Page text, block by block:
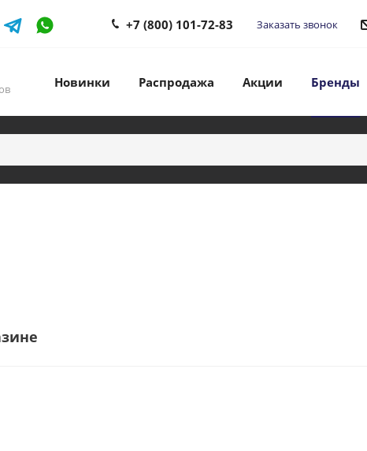
+7 (800) 101-72-83 Заказать звонок
Новинки Распродажа Акции Бренды